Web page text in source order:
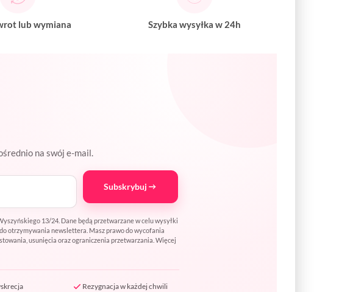
lub wymiana Szybka wysyłka w 24h
na swój e-mail.
Subskrybuj
13/24. Dane będą przetwarzane w celu wysyłki
otrzymywania newslettera. Masz prawo do wycofania
usunięcia oraz ograniczenia przetwarzania. Więcej
Rezygnacja w każdej chwili